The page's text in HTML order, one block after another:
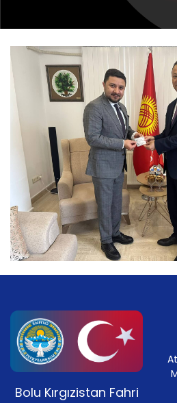
Bolu Kırgızistan Fahri